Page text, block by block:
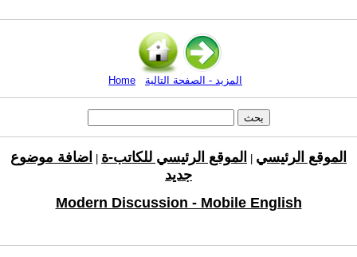
Home المزيد - الصفحة التالية
الموقع الرئيسي الموقع الرئيسي للكاتب-ة
اضافة موضوع
جديد
Modern Discussion - Mobile English